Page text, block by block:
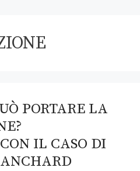
PORTARE LA
IL CASO DI